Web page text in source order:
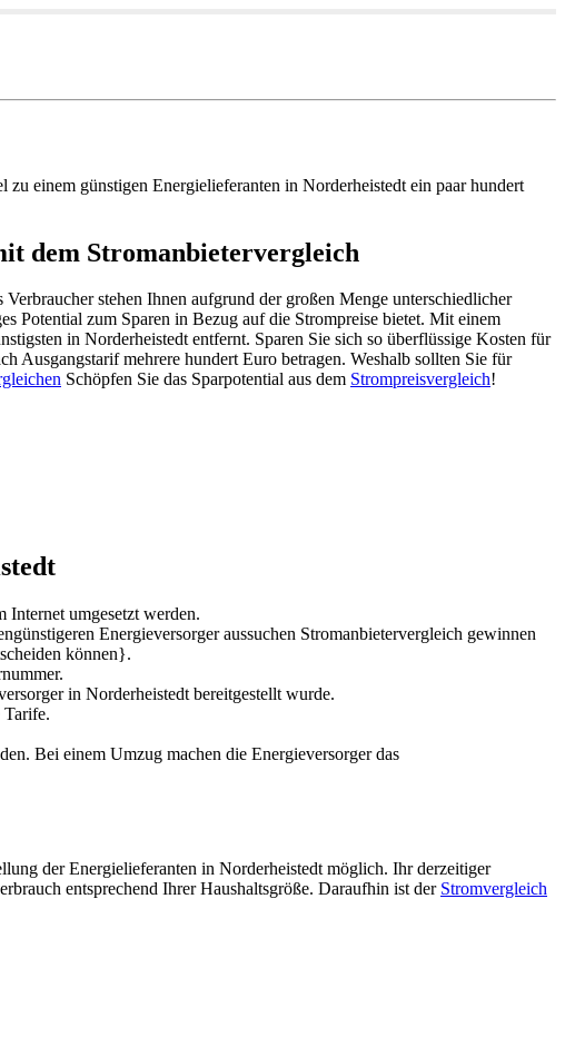
einem günstigen Energielieferanten in Norderheistedt ein paar hundert
dem Stromanbietervergleich
stehen Ihnen aufgrund der großen Menge unterschiedlicher
Potential zum Sparen in Bezug auf die Strompreise bietet. Mit einem
in Norderheistedt entfernt. Sparen Sie sich so überflüssige Kosten für
Ausgangstarif mehrere hundert Euro betragen. Weshalb sollten Sie für
Schöpfen Sie das Sparpotential aus dem Strompreisvergleich!
Internet umgesetzt werden.
Energieversorger aussuchen Stromanbietervergleich gewinnen
können}.
in Norderheistedt bereitgestellt wurde.
Tarife.
Bei einem Umzug machen die Energieversorger das
der Energielieferanten in Norderheistedt möglich. Ihr derzeitiger
entsprechend Ihrer Haushaltsgröße. Daraufhin ist der Stromvergleich